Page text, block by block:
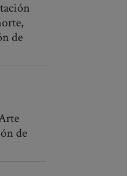
de
de